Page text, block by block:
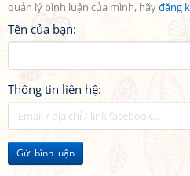
quản lý bình luận của mình, hãyđăng
Tên của bạn:
Thông tin liên hệ:
Gửi bình luận